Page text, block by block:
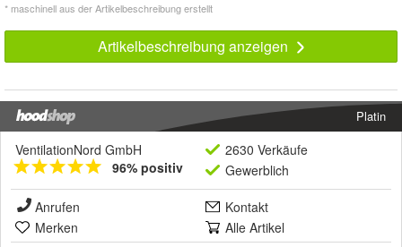
* maschinell aus der Artikelbeschreibung erstellt
Artikelbeschreibung anzeigen
Platin
VentilationNord GmbH
96% positiv
2630 Verkäufe
Gewerblich
Anrufen
Kontakt
Merken
Alle Artikel